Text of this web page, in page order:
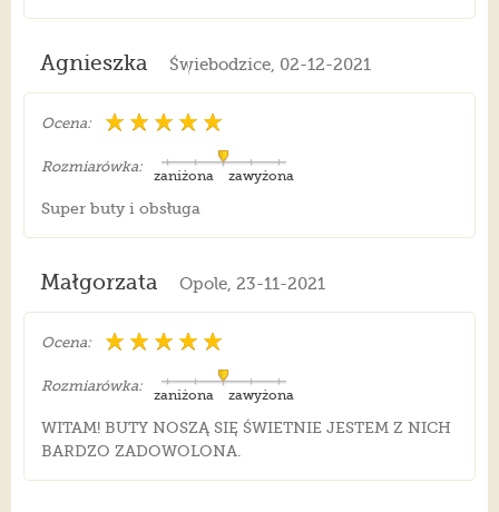
Agnieszka Świebodzice, 02-12-2021
Ocena:
Rozmiarówka:
zawyżona
zaniżona
Super buty i obsługa
Małgorzata Opole, 23-11-2021
Ocena:
Rozmiarówka:
zawyżona
zaniżona
WITAM! BUTY NOSZĄ SIĘ ŚWIETNIE JESTEM Z NICH
BARDZO ZADOWOLONA.